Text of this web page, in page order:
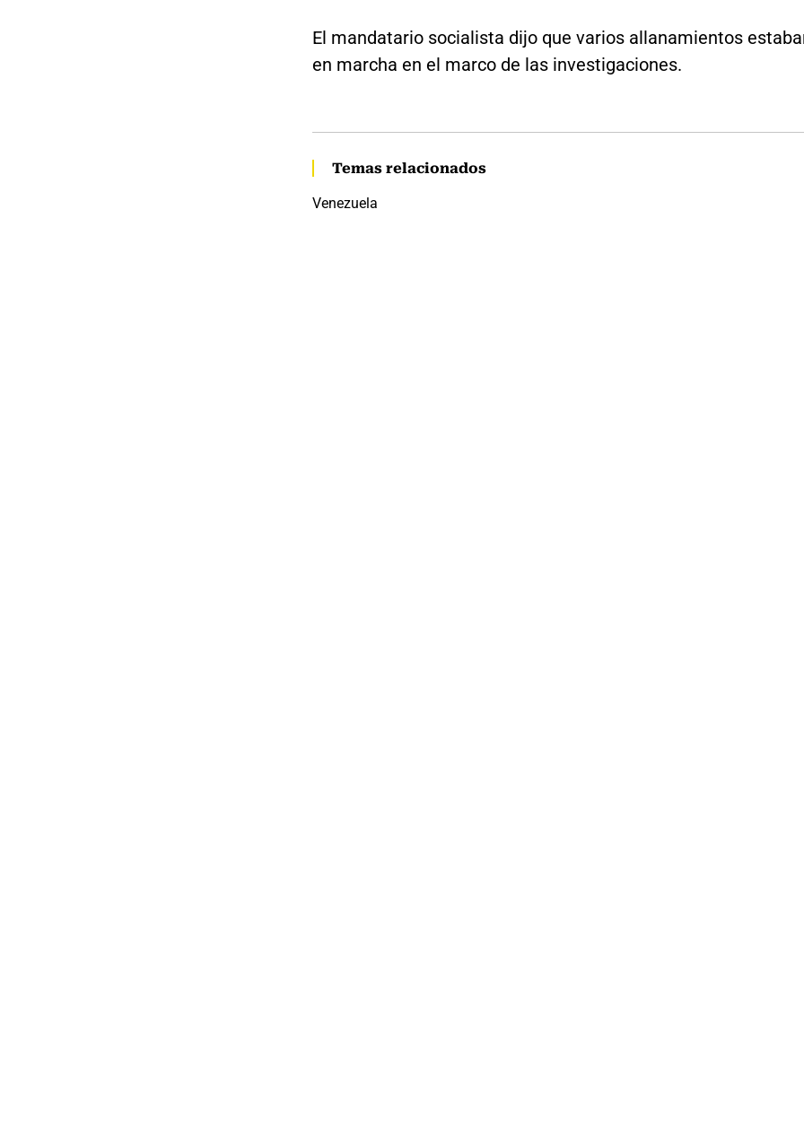
El mandatario socialista dijo que varios allanamientos
en marcha en el marco de las investigaciones.
Temas relacionados
Venezuela